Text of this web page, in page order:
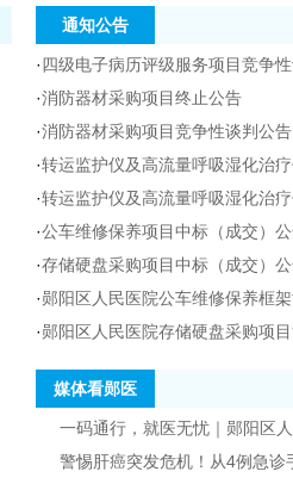
通知公告
·四级电子病历评级服务项目竞争
·消防器材采购项目终止公告
·消防器材采购项目竞争性谈判公告
·转运监护仪及高流量呼吸湿化治疗
·转运监护仪及高流量呼吸湿化治疗
·公车维修保养项目中标（成交）
·存储硬盘采购项目中标（成交）
·郧阳区人民医院公车维修保养框架
·郧阳区人民医院存储硬盘采购项目
媒体看郧医
一码通行，就医无忧｜郧阳区人
警惕肝癌突发危机！从4例急诊